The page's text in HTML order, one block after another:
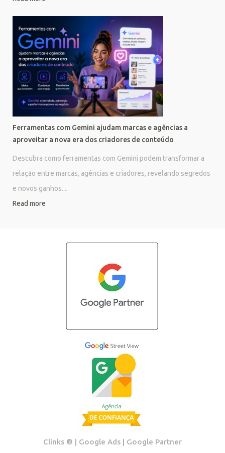
Ferramentas com Gemini ajudam marcas e agências a
aproveitar a nova era dos criadores de conteúdo
Descubra como ferramentas com Gemini podem transformar a
relação entre marcas, agências e criadores, revelando segredos
e novos ganhos....
Read more
Clinks ®️ | Google Ads | Google Partner